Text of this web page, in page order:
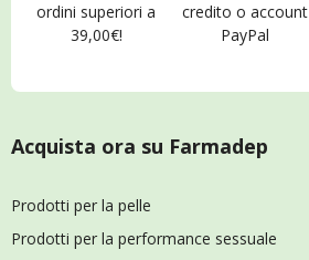
ordini superiori a
39,00€!
credito o account
PayPal
Acquista ora su Farmadep
Prodotti per la pelle
Prodotti per la performance sessuale